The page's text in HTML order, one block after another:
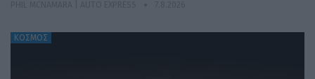
ΚΟΣΜΟΣ